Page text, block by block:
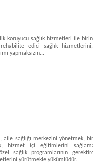
koruyucu sağlık hizmetleri ile
edici sağlık
yapmaksızın...
aile sağlığı merkezini yönetmek,
hizmet içi eğitimlerini
sağlık programlarının
yürütmekle yükümlüdür.